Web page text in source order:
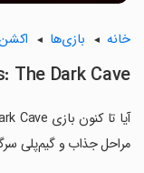
خانه بازی‌ها
The Dark Cave
مراحل جذاب و گیم‌پلی